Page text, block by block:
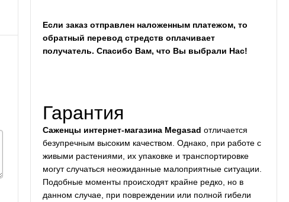
Если заказ отправлен наложенным платежом, то
обратный перевод стредств оплачивает
получатель. Спасибо Вам, что Вы выбрали Нас!
Гарантия
Саженцы интернет-магазина Megasad отличается
безупречным высоким качеством. Однако, при работе с
живыми растениями, их упаковке и транспортировке
могут случаться неожиданные малоприятные ситуации.
Подобные моменты происходят крайне редко, но в
данном случае, при повреждении или полной гибели